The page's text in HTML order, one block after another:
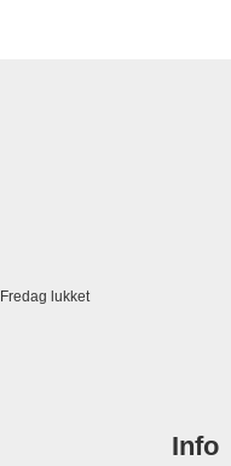
lukket
Info